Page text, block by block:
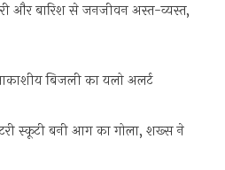
और बारिश से जनजीवन अस्त-व्यस्त,
बिजली का यलो अलर्ट
स्कूटी बनी आग का गोला, शख्स ने